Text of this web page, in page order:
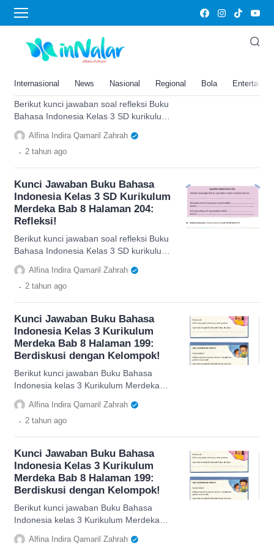
Internasional News Nasional Regional Bola
kelas 3
Kunci Jawaban Buku Bahasa
Indonesia Kelas 3 SD Kurikulum
Refleksi!
Berikut kunci jawaban soal refleksi Buku
Bahasa Indonesia Kelas 3 SD kurikulum
merdeka pada bab 8 halaman 204.
Alfina Indira Qamaril Zahrah
. 2 tahun ago
Kunci Jawaban Buku Bahasa
Indonesia Kelas 3 SD Kurikulum
Merdeka Bab 8 Halaman 204:
Refleksi!
Berikut kunci jawaban soal refleksi Buku
Bahasa Indonesia Kelas 3 SD kurikulum
merdeka pada bab 8 halaman 204.
Alfina Indira Qamaril Zahrah
. 2 tahun ago
Kunci Jawaban Buku Bahasa
Indonesia Kelas 3 Kurikulum
Merdeka Bab 8 Halaman 199:
Berdiskusi dengan Kelompok!
Berikut kunci jawaban Buku Bahasa
Indonesia kelas 3 Kurikulum Merdeka
bab 8 halaman 199 mengenai bacaan
'Tanda Marah'.
Alfina Indira Qamaril Zahrah
. 2 tahun ago
Kunci Jawaban Buku Bahasa
Indonesia Kelas 3 Kurikulum
Merdeka Bab 8 Halaman 199:
Berdiskusi dengan Kelompok!
Berikut kunci jawaban Buku Bahasa
Indonesia kelas 3 Kurikulum Merdeka
bab 8 halaman 199 mengenai bacaan
'Tanda Marah'.
Alfina Indira Qamaril Zahrah